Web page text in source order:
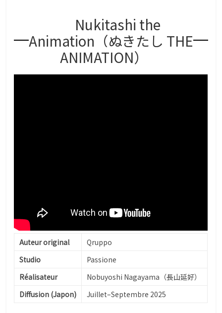
Nukitashi the
Animation（ぬきたし THE
ANIMATION）
Auteur original
Qruppo
Studio
Passione
Réalisateur
Nobuyoshi Nagayama（長山延好）
Diffusion (Japon)
Juillet–Septembre 2025